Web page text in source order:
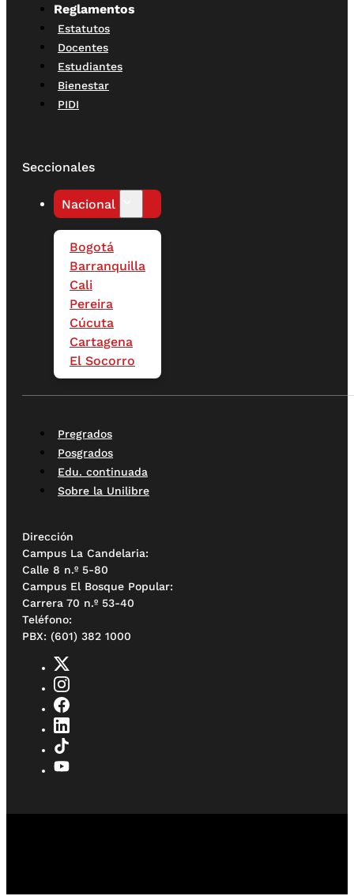
Reglamentos
Estatutos
Docentes
Estudiantes
Bienestar
PIDI
Seccionales
Nacional
Bogotá
Barranquilla
Cali
Pereira
Cúcuta
Cartagena
El Socorro
Pregrados
Posgrados
Edu. continuada
Sobre la Unilibre
Dirección
Campus La Candelaria:
Calle 8 n.º 5-80
Campus El Bosque Popular:
Carrera 70 n.º 53-40
Teléfono:
PBX: (601) 382 1000